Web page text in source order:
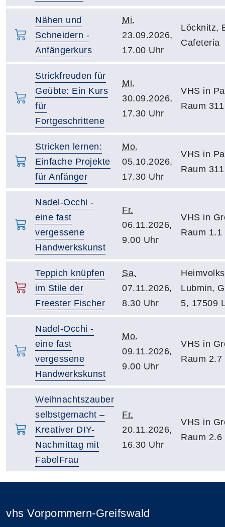
Nähen und
Schneidern -
Anfängerkurs
Mi.
23.09.2026,
17.00 Uhr
Löcknitz,
Cafeteria
Strickfreuden für
Geübte: Ein Kurs
für
Fortgeschrittene
Mi.
30.09.2026,
17.30 Uhr
VHS in
Raum 311
Stricken lernen:
Einfache Projekte
für Anfänger
Mo.
05.10.2026,
17.30 Uhr
VHS in
Raum 311
Nadel-Occhi -
eine fast
vergessene
Handwerkskunst
Fr.
06.11.2026,
9.00 Uhr
VHS in
Raum 1.1
Teppich knüpfen
im Stile der
Freester Fischer
Sa.
07.11.2026,
8.30 Uhr
Lubmin,
5, 17509
Nadel-Occhi -
eine fast
vergessene
Handwerkskunst
Mo.
09.11.2026,
9.00 Uhr
VHS in
Raum 2.7
Weihnachtszauber
selbstgemacht –
Kreativer DIY-
Nachmittag mit
FabelFrau
Fr.
20.11.2026,
16.30 Uhr
VHS in
Raum 2.6
vhs Vorpommern-Greifswald